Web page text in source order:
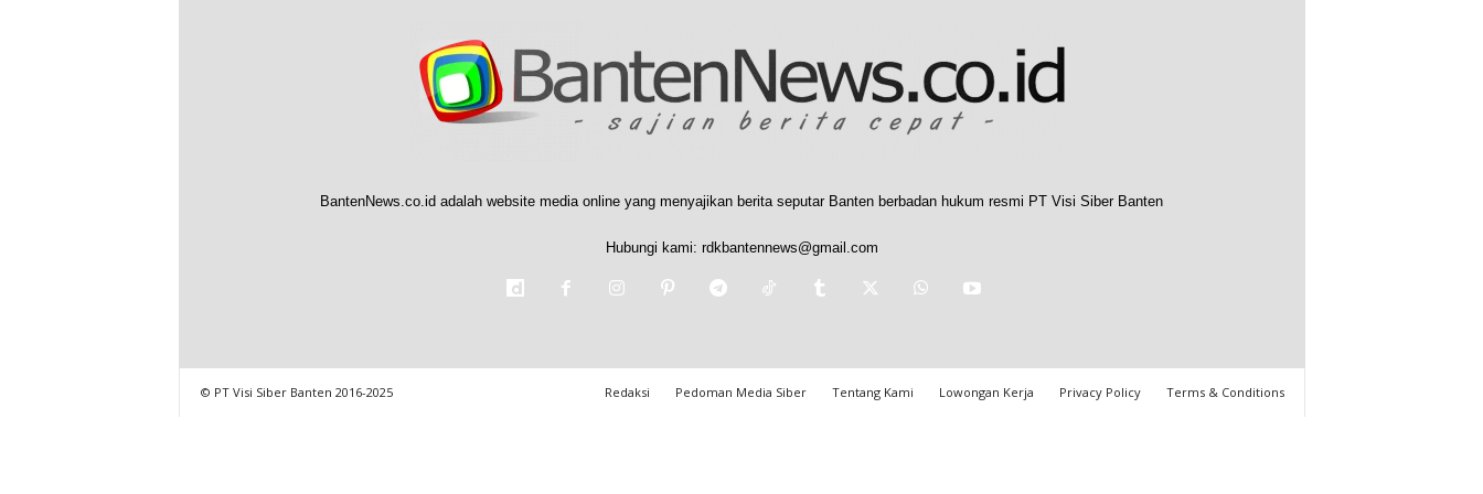
BantenNews.co.id adalah website media online yang menyajikan berita seputar Banten berbadan hukum resmi PT Visi Siber Banten
Hubungi kami: rdkbantennews@gmail.com
Redaksi Pedoman Media Siber Tentang Kami Lowongan Kerja Privacy Policy Terms & Conditions
© PT Visi Siber Banten 2016-2025